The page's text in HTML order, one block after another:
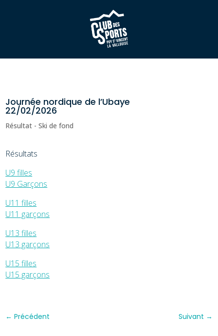
Journée nordique de l’Ubaye
22/02/2026
Résultat - Ski de fond
Résultats
U9 filles
U9 Garçons
U11 filles
U11 garçons
U13 filles
U13 garçons
U15 filles
U15 garçons
←Précédent Suivant →